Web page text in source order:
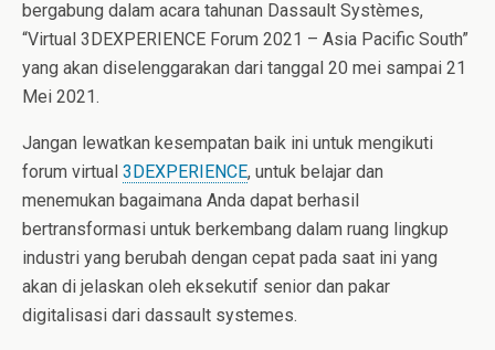
bergabung dalam acara tahunan Dassault Systèmes,
“Virtual 3DEXPERIENCE Forum 2021 – Asia Pacific South”
yang akan diselenggarakan dari tanggal 20 mei sampai 21
Mei 2021.
Jangan lewatkan kesempatan baik ini untuk mengikuti
forum virtual 3DEXPERIENCE, untuk belajar dan
menemukan bagaimana Anda dapat berhasil
bertransformasi untuk berkembang dalam ruang lingkup
industri yang berubah dengan cepat pada saat ini yang
akan di jelaskan oleh eksekutif senior dan pakar
digitalisasi dari dassault systemes.